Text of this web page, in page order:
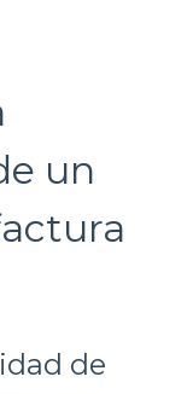
un
de